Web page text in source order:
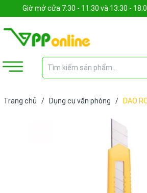
Giờ mở cửa 7:30 - 11:30 và 13:30 -
Trang chủ / Dụng cụ văn phòng /
DAO